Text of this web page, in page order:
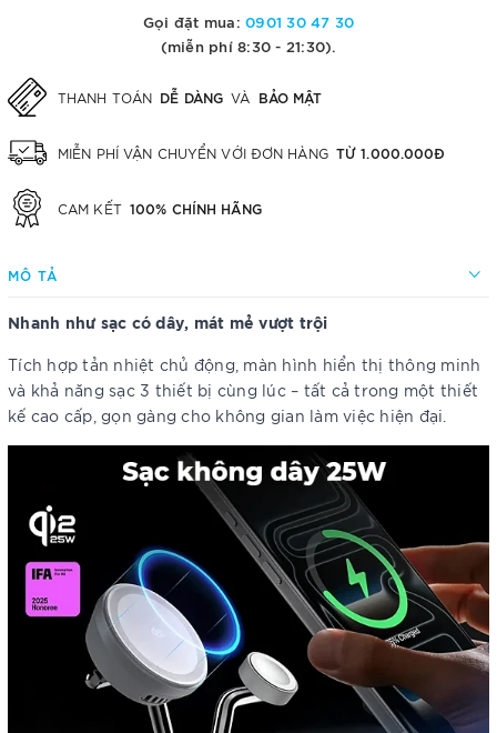
Gọi đặt mua: 0901 30 47 30
(miễn phí 8:30 - 21:30).
THANH TOÁN DỄ DÀNG VÀ BẢO MẬT
MIỄN PHÍ VẬN CHUYỂN VỚI ĐƠN HÀNG TỪ 1.000.000Đ
CAM KẾT 100% CHÍNH HÃNG
MÔ TẢ
Nhanh như sạc có dây, mát mẻ vượt trội
Tích hợp tản nhiệt chủ động, màn hình hiển thị thông minh
và khả năng sạc 3 thiết bị cùng lúc – tất cả trong một thiết
kế cao cấp, gọn gàng cho không gian làm việc hiện đại.